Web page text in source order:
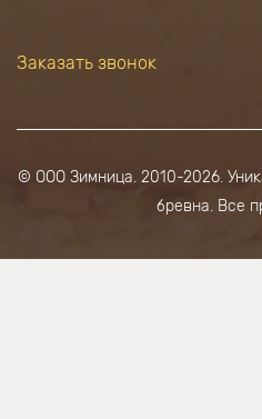
Заказать звонок
© ООО Зимница. 2010-2026.
бревна. Все